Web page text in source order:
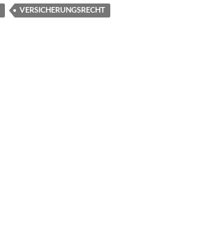
VERSICHERUNGSRECHT